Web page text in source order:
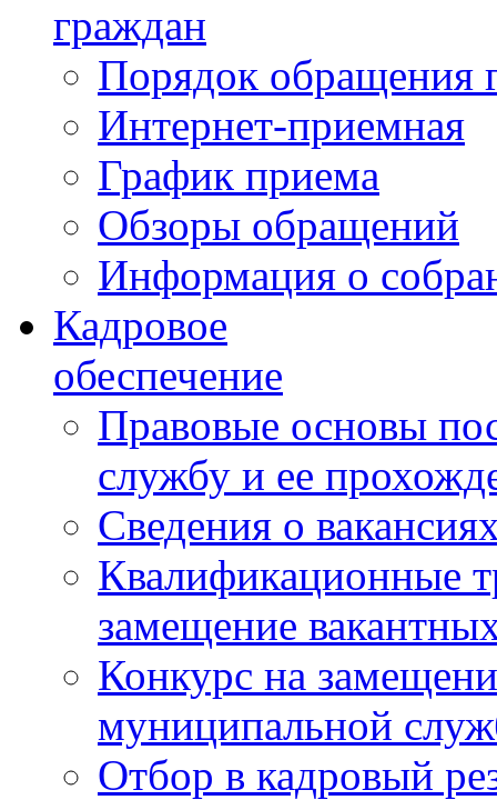
граждан
Порядок обращения
Интернет-приемная
График приема
Обзоры обращений
Информация о
Кадровое
обеспечение
Правовые основы
службу и ее
Сведения о
Квалификационные
замещение
Конкурс на
муниципальной
Отбор в кадровый